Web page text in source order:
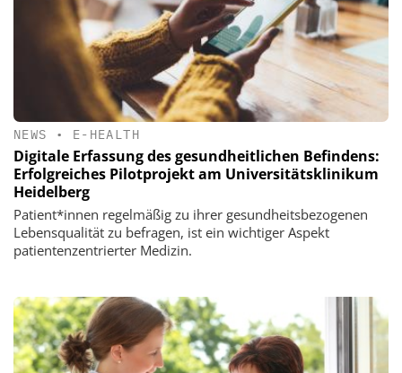
NEWS • E-HEALTH
Digitale Erfassung des gesundheitlichen Befindens:
Erfolgreiches Pilotprojekt am Universitätsklinikum
Heidelberg
Patient*innen regelmäßig zu ihrer gesundheitsbezogenen
Lebensqualität zu befragen, ist ein wichtiger Aspekt
patientenzentrierter Medizin.